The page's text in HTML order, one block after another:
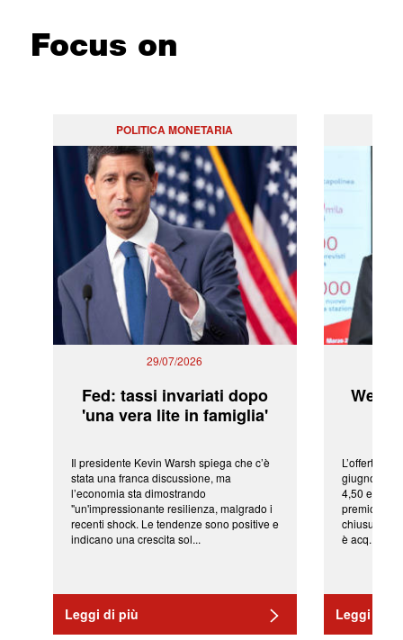
Focus on
POLITICA MONETARIA
29/07/2026
Fed: tassi invariati dopo
'una vera lite in famiglia'
Il presidente Kevin Warsh spiega che c’è
stata una franca discussione, ma
l’economia sta dimostrando
"un'impressionante resilienza, malgrado i
recenti shock. Le tendenze sono positive e
indicano una crescita sol...
Leggi di più
L’offerta
giugno da
4,50 euro
premio di
chiusura
è acq...
Leggi di